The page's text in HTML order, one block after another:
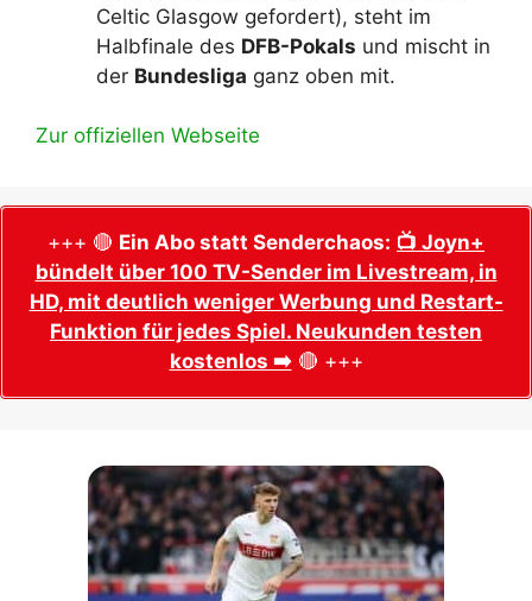
Celtic Glasgow gefordert), steht im
Halbfinale des DFB-Pokals und mischt in
der Bundesliga ganz oben mit.
Zur offiziellen Webseite
+++ 🔴 Ein Abo statt Senderchaos: 📺 Joyn+
bündelt über 100 TV-Sender im Livestream, in
HD, mit deutlich weniger Werbung und Restart-
Funktion für jedes Spiel. Neukunden testen
kostenlos ➡️🔴 +++